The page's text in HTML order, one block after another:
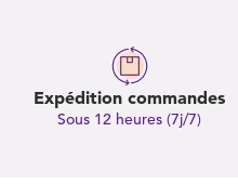
Expédition commandes
Sous 12 heures (7j/7)